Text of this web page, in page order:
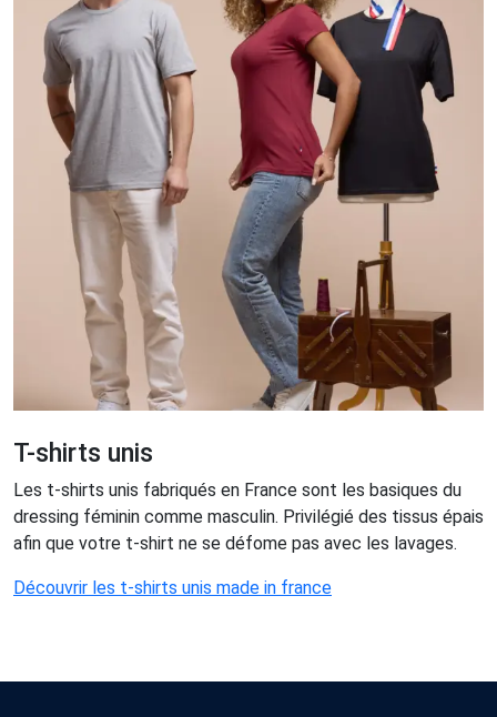
T-shirts unis
Les t-shirts unis fabriqués en France sont les basiques du
dressing féminin comme masculin. Privilégié des tissus épais
afin que votre t-shirt ne se défome pas avec les lavages.
Découvrir les t-shirts unis made in france